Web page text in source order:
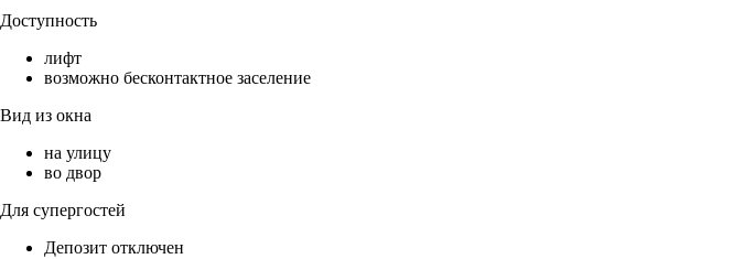
Доступность
лифт
возможно бесконтактное заселение
Вид из окна
на улицу
во двор
Для супергостей
Депозит отключен